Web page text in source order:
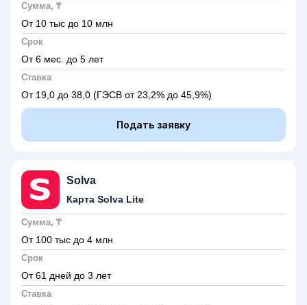
Сумма, ₸
От 10 тыс до 10 млн
Срок
От 6 мес. до 5 лет
Ставка
От 19,0 до 38,0 (ГЭСВ от 23,2% до 45,9%)
Подать заявку
Solva
Карта Solva Lite
Сумма, ₸
От 100 тыс до 4 млн
Срок
От 61 дней до 3 лет
Ставка